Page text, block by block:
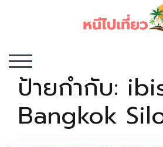
TOGGLE MOBILE MENU
ป้ายกำกับ:
Bangkok